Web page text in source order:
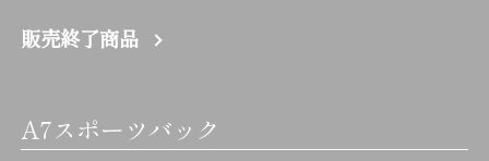
販売終了商品
A7スポーツバック